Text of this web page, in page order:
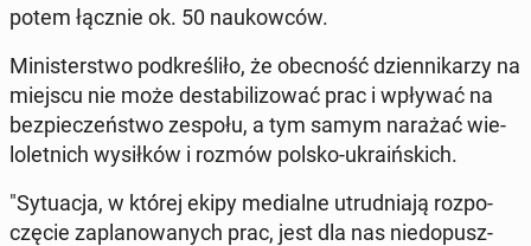
potem łącznie ok. 50 na­ukow­ców.
Mi­ni­ster­stwo pod­kre­śli­ło, że obec­ność dzien­ni­ka­rzy na
miejscu nie może de­sta­bi­li­zo­wać prac i wpływać na
bez­pie­czeń­stwo zespołu, a tym samym narażać wie­
lo­let­nich wy­sił­ków i rozmów polsko-ukra­iń­skich.
"Sy­tu­acja, w której ekipy me­dial­ne utrud­nia­ją roz­po­
czę­cie za­pla­no­wa­nych prac, jest dla nas nie­do­pusz­